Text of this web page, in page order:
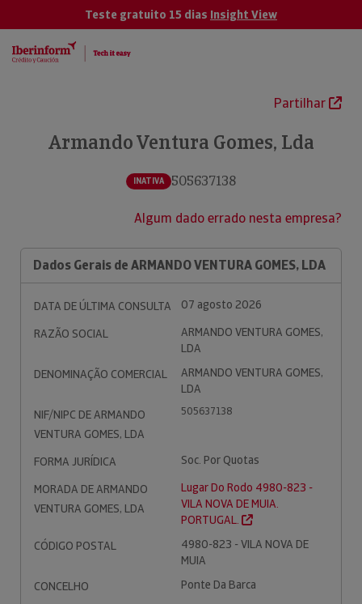
Teste gratuito 15 dias Insight View
Partilhar
Armando Ventura Gomes, Lda
INATIVA 505637138
Algum dado errado nesta empresa?
Dados Gerais de ARMANDO VENTURA GOMES, LDA
DATA DE ÚLTIMA CONSULTA
07 agosto 2026
RAZÃO SOCIAL
ARMANDO VENTURA GOMES,
LDA
DENOMINAÇÃO COMERCIAL
ARMANDO VENTURA GOMES,
LDA
NIF/NIPC DE ARMANDO
VENTURA GOMES, LDA
505637138
FORMA JURÍDICA
Soc. Por Quotas
MORADA DE ARMANDO
VENTURA GOMES, LDA
Lugar Do Rodo 4980-823 -
VILA NOVA DE MUIA.
PORTUGAL.
CÓDIGO POSTAL
4980-823 - VILA NOVA DE
MUIA
CONCELHO
Ponte Da Barca